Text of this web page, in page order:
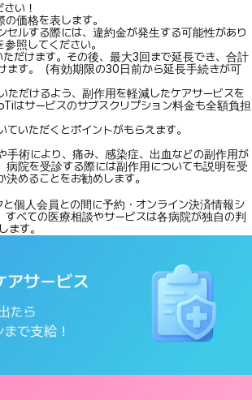
い！
価格を表します。
セルする際には、違約金が発生する可能性があり
照してください。
だけます。その後、最大3回まで延長でき、合計
ます。（有効期限の30日前から延長手続きが可
ただけるよう、副作用を軽減したケアサービスを
はサービスのサブスクリプション料金も全額負担
いただくとポイントがもらえます。
手術により、痛み、感染症、出血などの副作用が
病院を受診する際には副作用についても説明を受
めることをお勧めします。
個人会員との間に予約・オンライン決済情報シ
すべての医療相談やサービスは各病院が独自の判
ます。